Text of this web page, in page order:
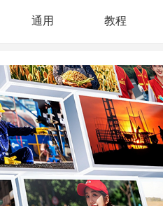
通用 教程